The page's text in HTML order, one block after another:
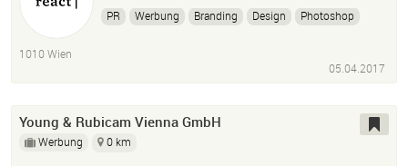
PR Werbung Branding Design
Photoshop
1010 Wien
05.04.2017
Young & Rubicam Vienna GmbH
Werbung 0 km